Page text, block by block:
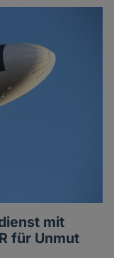
mit
für Unmut